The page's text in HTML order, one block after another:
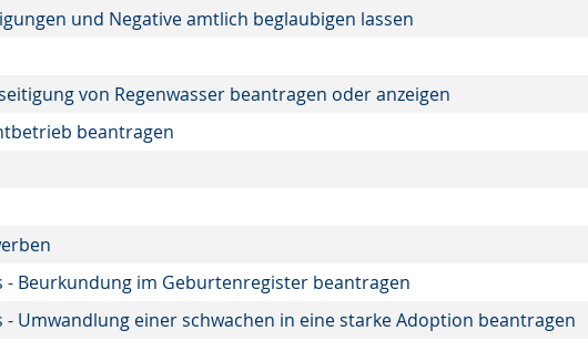
und Negative amtlich beglaubigen lassen
von Regenwasser beantragen oder anzeigen
beantragen
Beurkundung im Geburtenregister beantragen
Umwandlung einer schwachen in eine starke Adoption beantragen